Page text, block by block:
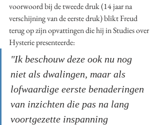
voorwoord bij de tweede druk (14 jaar na
verschijning van de eerste druk) blikt Freud
terug op zijn opvattingen die hij in Studies over
Hysterie presenteerde:
"Ik beschouw deze ook nu nog
niet als dwalingen, maar als
lofwaardige eerste benaderingen
van inzichten die pas na lang
voortgezette inspanning